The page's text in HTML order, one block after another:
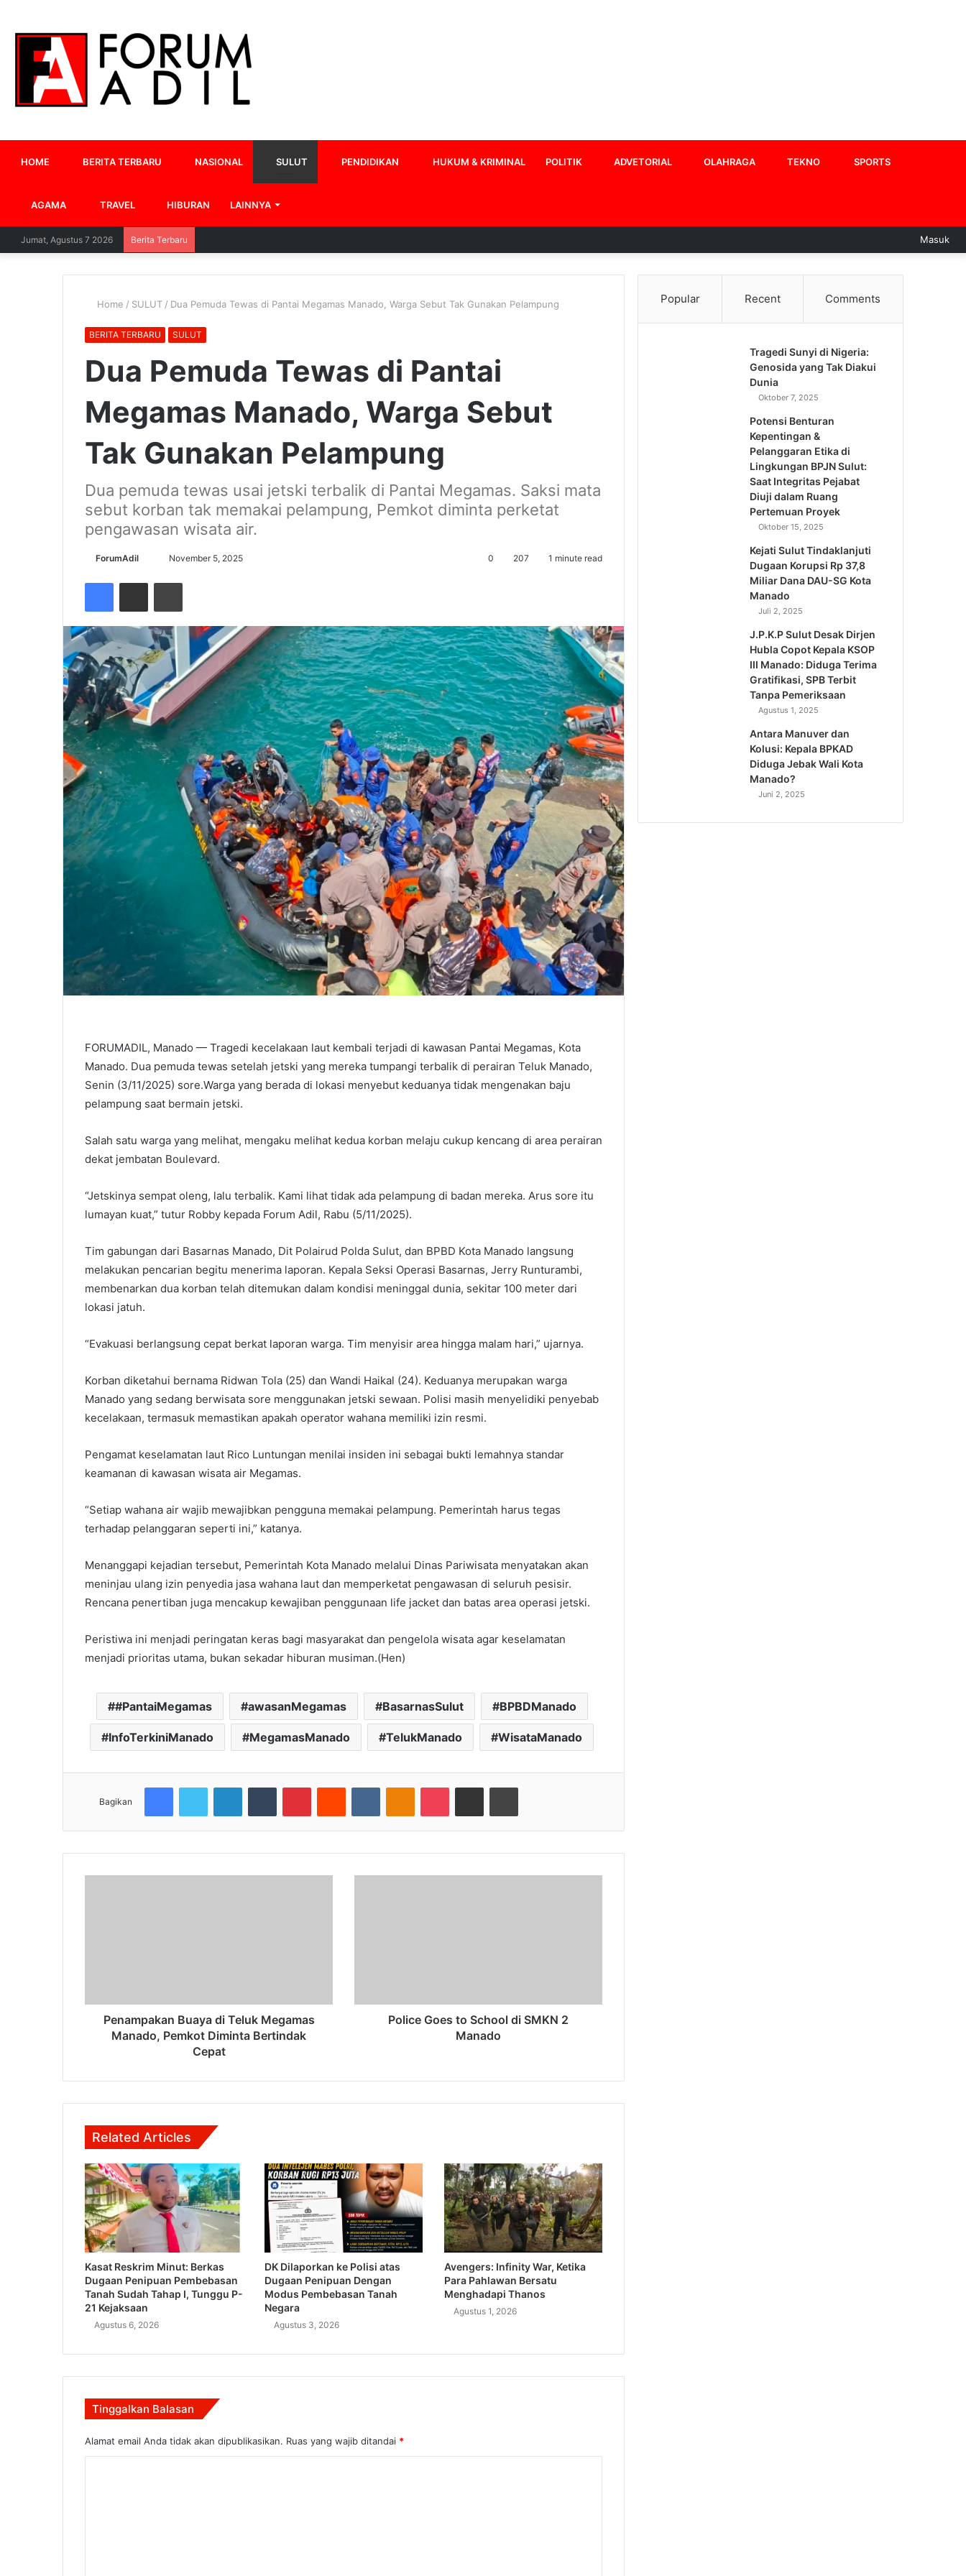
HOME BERITA TERBARU NASIONAL SULUT PENDIDIKAN HUKUM & KRIMINAL POLITIK ADVETORIAL OLAHRAGA TEKNO SPORTS
AGAMA TRAVEL HIBURAN LAINNYA
Jumat, Agustus 7 2026 Berita Terbaru Masuk
Home / SULUT / Dua Pemuda Tewas di Pantai Megamas Manado, Warga Sebut Tak Gunakan Pelampung
BERITA TERBARU SULUT
Dua Pemuda Tewas di Pantai
Megamas Manado, Warga Sebut
Tak Gunakan Pelampung
Dua pemuda tewas usai jetski terbalik di Pantai Megamas. Saksi mata
sebut korban tak memakai pelampung, Pemkot diminta perketat
pengawasan wisata air.
ForumAdil November 5, 2025 0 207 1 minute read
FacebookShare via Email Cetak
FORUMADIL, Manado — Tragedi kecelakaan laut kembali terjadi di kawasan Pantai Megamas, Kota
Manado. Dua pemuda tewas setelah jetski yang mereka tumpangi terbalik di perairan Teluk Manado,
Senin (3/11/2025) sore.Warga yang berada di lokasi menyebut keduanya tidak mengenakan baju
pelampung saat bermain jetski.
Salah satu warga yang melihat, mengaku melihat kedua korban melaju cukup kencang di area perairan
dekat jembatan Boulevard.
“Jetskinya sempat oleng, lalu terbalik. Kami lihat tidak ada pelampung di badan mereka. Arus sore itu
lumayan kuat,” tutur Robby kepada Forum Adil, Rabu (5/11/2025).
Tim gabungan dari Basarnas Manado, Dit Polairud Polda Sulut, dan BPBD Kota Manado langsung
melakukan pencarian begitu menerima laporan. Kepala Seksi Operasi Basarnas, Jerry Runturambi,
membenarkan dua korban telah ditemukan dalam kondisi meninggal dunia, sekitar 100 meter dari
lokasi jatuh.
“Evakuasi berlangsung cepat berkat laporan warga. Tim menyisir area hingga malam hari,” ujarnya.
Korban diketahui bernama Ridwan Tola (25) dan Wandi Haikal (24). Keduanya merupakan warga
Manado yang sedang berwisata sore menggunakan jetski sewaan. Polisi masih menyelidiki penyebab
kecelakaan, termasuk memastikan apakah operator wahana memiliki izin resmi.
Pengamat keselamatan laut Rico Luntungan menilai insiden ini sebagai bukti lemahnya standar
keamanan di kawasan wisata air Megamas.
“Setiap wahana air wajib mewajibkan pengguna memakai pelampung. Pemerintah harus tegas
terhadap pelanggaran seperti ini,” katanya.
Menanggapi kejadian tersebut, Pemerintah Kota Manado melalui Dinas Pariwisata menyatakan akan
meninjau ulang izin penyedia jasa wahana laut dan memperketat pengawasan di seluruh pesisir.
Rencana penertiban juga mencakup kewajiban penggunaan life jacket dan batas area operasi jetski.
Peristiwa ini menjadi peringatan keras bagi masyarakat dan pengelola wisata agar keselamatan
menjadi prioritas utama, bukan sekadar hiburan musiman.(Hen)
#PantaiMegamas awasanMegamas BasarnasSulut BPBDManado
InfoTerkiniManado MegamasManado TelukManado WisataManado
Bagikan
FacebookTwitter LinkedInTumblr PinterestReddit VKontakteOdnoklassniki
Pocket Share via Email Cetak
Penampakan Buaya di Teluk Megamas
Manado, Pemkot Diminta Bertindak
Cepat
Police Goes to School di SMKN 2
Manado
Related Articles
Kasat Reskrim Minut: Berkas
Dugaan Penipuan Pembebasan
Tanah Sudah Tahap I, Tunggu P-
21 Kejaksaan
Agustus 6, 2026
DK Dilaporkan ke Polisi atas
Dugaan Penipuan Dengan
Modus Pembebasan Tanah
Negara
Agustus 3, 2026
Avengers: Infinity War, Ketika
Para Pahlawan Bersatu
Menghadapi Thanos
Agustus 1, 2026
Tinggalkan Balasan
Alamat email Anda tidak akan dipublikasikan. Ruas yang wajib ditandai *
Popular Recent Comments
Tragedi Sunyi di Nigeria:
Genosida yang Tak Diakui
Dunia
Oktober 7, 2025
Potensi Benturan
Kepentingan &
Pelanggaran Etika di
Lingkungan BPJN Sulut:
Saat Integritas Pejabat
Diuji dalam Ruang
Pertemuan Proyek
Oktober 15, 2025
Kejati Sulut Tindaklanjuti
Dugaan Korupsi Rp 37,8
Miliar Dana DAU-SG Kota
Manado
Juli 2, 2025
J.P.K.P Sulut Desak Dirjen
Hubla Copot Kepala KSOP
III Manado: Diduga Terima
Gratifikasi, SPB Terbit
Tanpa Pemeriksaan
Agustus 1, 2025
Antara Manuver dan
Kolusi: Kepala BPKAD
Diduga Jebak Wali Kota
Manado?
Juni 2, 2025